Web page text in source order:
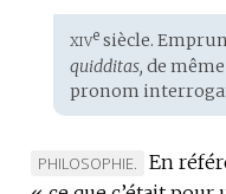
Étymologie
:
xivesiècle.
quidditas, de
pronom
MARQUE
PHILOSOPHIE.
En